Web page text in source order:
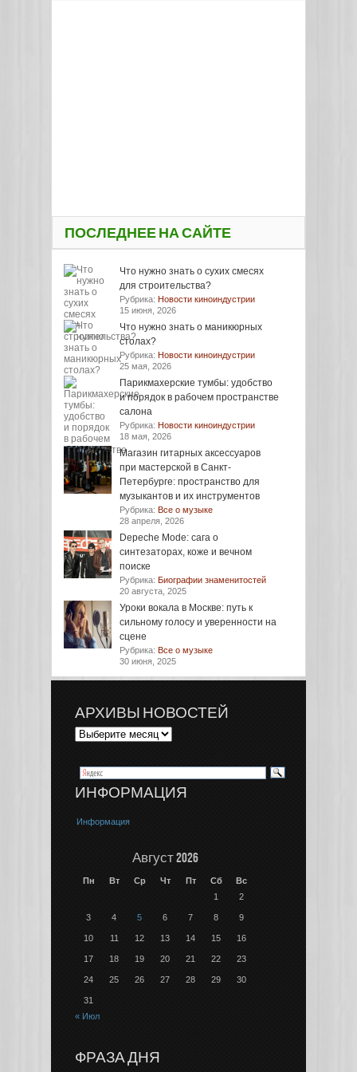
ПОСЛЕДНЕЕ НА САЙТЕ
Что нужно знать о сухих смесях
для строительства?
Рубрика: Новости киноиндустрии
15 июня, 2026
Что нужно знать о маникюрных
столах?
Рубрика: Новости киноиндустрии
25 мая, 2026
Парикмахерские тумбы: удобство
и порядок в рабочем пространстве
салона
Рубрика: Новости киноиндустрии
18 мая, 2026
Магазин гитарных аксессуаров
при мастерской в Санкт-
Петербурге: пространство для
музыкантов и их инструментов
Рубрика: Все о музыке
28 апреля, 2026
Depeche Mode: сага о
синтезаторах, коже и вечном
поиске
Рубрика: Биографии знаменитостей
20 августа, 2025
Уроки вокала в Москве: путь к
сильному голосу и уверенности на
сцене
Рубрика: Все о музыке
30 июня, 2025
АРХИВЫ НОВОСТЕЙ
ИНФОРМАЦИЯ
Информация
Август 2026
Пн Вт Ср Чт Пт Сб
Вс
1
2
3 4 5 6 7 8 9
10 11 12 13 14 15 16
17 18 19 20 21 22 23
24 25 26 27 28 29 30
31
« Июл
ФРАЗА ДНЯ